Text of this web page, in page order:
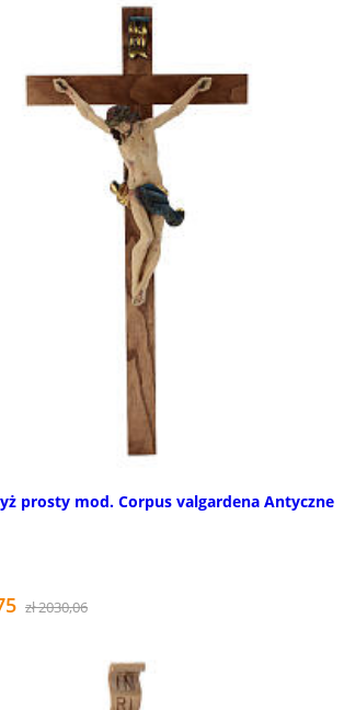
prosty mod. Corpus valgardena Antyczne
zł 2030,06